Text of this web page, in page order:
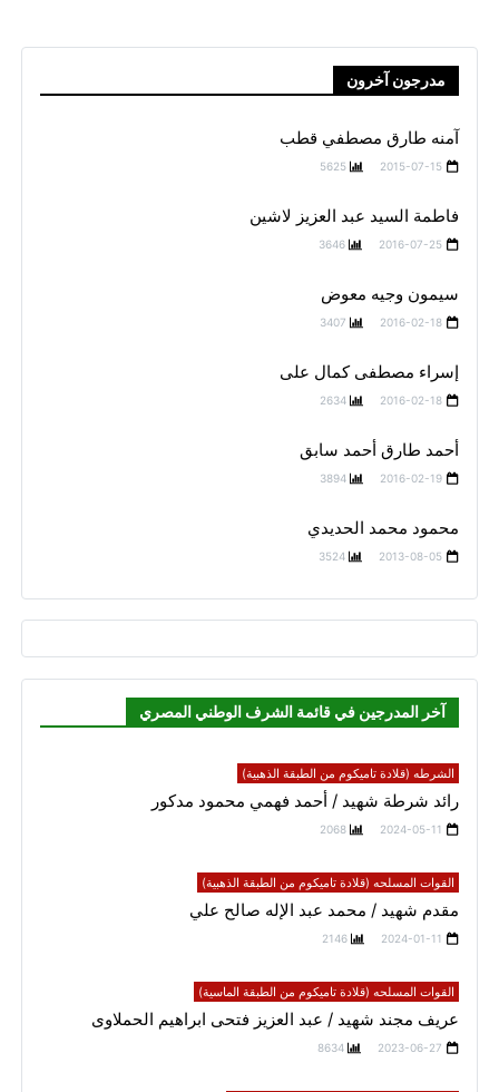
مدرجون آخرون
آمنه طارق مصطفي قطب
2015-07-15
5625
فاطمة السيد عبد العزيز لاشين
2016-07-25
3646
سيمون وجيه معوض
2016-02-18
3407
إسراء مصطفى كمال على
2016-02-18
2634
أحمد طارق أحمد سابق
2016-02-19
3894
محمود محمد الحديدي
2013-08-05
3524
آخر المدرجين في قائمة الشرف الوطني المصري
الشرطه (قلادة تاميكوم من الطبقة الذهبية)
رائد شرطة شهيد / أحمد فهمي محمود مدكور
2024-05-11
2068
القوات المسلحه (قلادة تاميكوم من الطبقة الذهبية)
مقدم شهيد / محمد عبد الإله صالح علي
2024-01-11
2146
القوات المسلحه (قلادة تاميكوم من الطبقة الماسية)
عريف مجند شهيد / عبد العزيز فتحى ابراهيم الحملاوى
2023-06-27
8634